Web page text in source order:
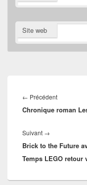
Site web
de
l’article
← PrécédentArticle
précédent
Chronique roman
Suivant →
suivant :
Brick to the Future
Temps LEGO retour